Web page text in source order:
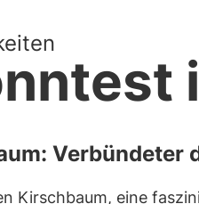
Verbündeter
Kirschbaum, eine